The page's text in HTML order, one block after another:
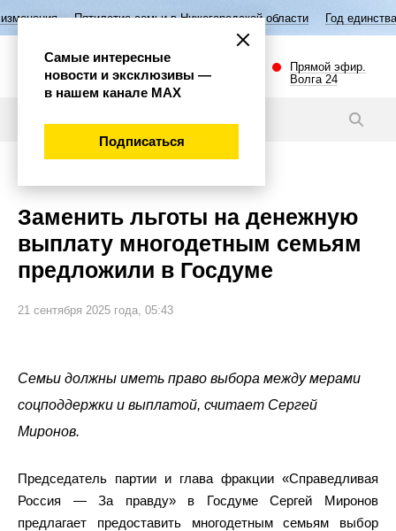
семьи в Нижегородской области Год единства народов
Прямой эфир.
Волга 24
Заменить льготы на денежную
выплату многодетным семьям
предложили в Госдуме
21 сентября 2025 года, 05:43
Семьи должны иметь право выбора между мерами
соцподдержки и выплатой, считает Сергей
Миронов.
Председатель партии и глава фракции «Справедливая
Россия — За правду» в Госдуме Сергей Миронов
предлагает предоставить многодетным семьям выбор
Самые интересные
новости и эксклюзивы —
в нашем канале МАХ
Подписаться